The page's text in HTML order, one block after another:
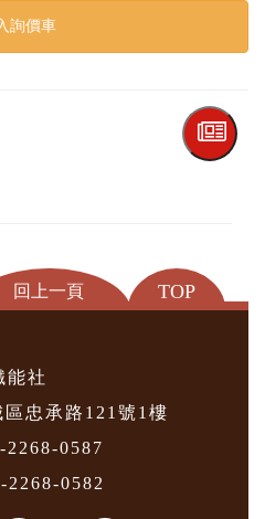
詢價車
TOP
回上一頁
能社
忠承路121號1樓
2268-0587
2268-0582